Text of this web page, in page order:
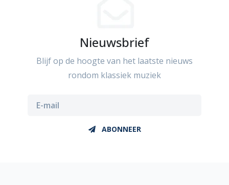
Nieuwsbrief
Blijf op de hoogte van het laatste nieuws
rondom klassiek muziek
ABONNEER